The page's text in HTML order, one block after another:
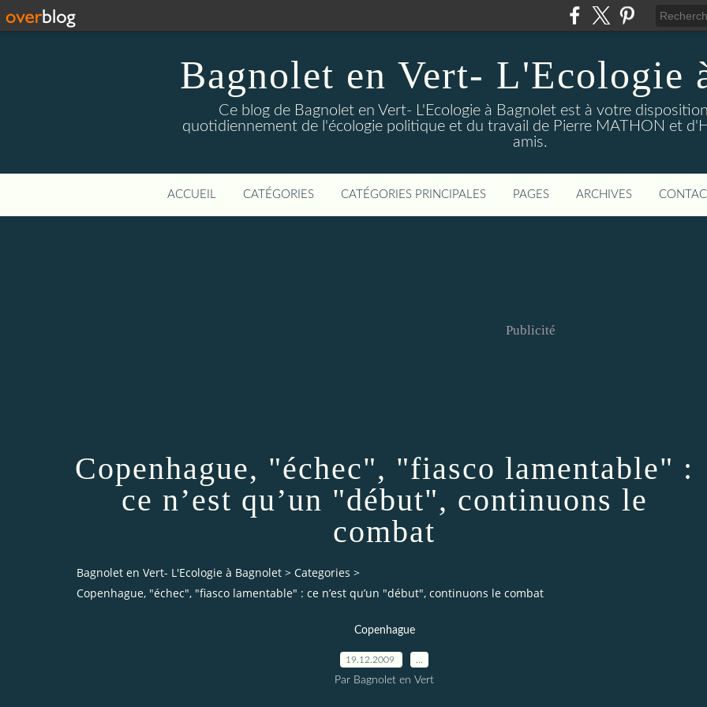
Bagnolet en Vert- L'Ecologie
Ce blog de Bagnolet en Vert- L'Ecologie à Bagnolet est à votre
quotidiennement de l'écologie politique et du travail de Pierre MATHON et
amis.
ACCUEIL CATÉGORIES CATÉGORIES PRINCIPALES PAGES ARCHIVES
Publicité
Copenhague, "échec", "fiasco lamentable" :
ce n’est qu’un "début", continuons le
combat
Bagnolet en Vert- L'Ecologie à Bagnolet > Categories >
Copenhague, "échec", "fiasco lamentable" : ce n’est qu’un "début", continuons le combat
Copenhague
19.12.2009
Par Bagnolet en Vert